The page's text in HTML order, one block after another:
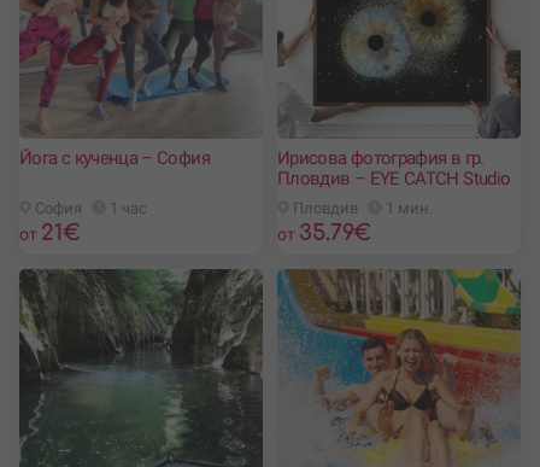
Йога с кученца – София
София 1 час
от 21€
Ирисова фотография в гр.
Пловдив – EYE CATCH Studio
Пловдив 1 мин.
от 35.79€